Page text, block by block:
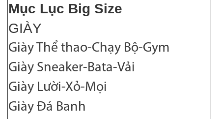
Mục Lục Big Size
GIÀY
Giày Thể thao-Chạy Bộ-Gym
Giày Sneaker-Bata-Vải
Giày Lười-Xỏ-Mọi
Giày Đá Banh